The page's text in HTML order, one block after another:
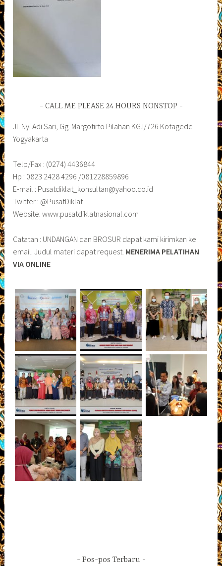
CALL ME PLEASE 24 HOURS NONSTOP
Jl. Nyi Adi Sari, Gg. Margotirto Pilahan KG.I/726 Kotagede
Yogyakarta
Telp/Fax : (0274) 4436844
Hp : 0823 2428 4296 /081228859896
E-mail : Pusatdiklat_konsultan@yahoo.co.id
Twitter : @PusatDiklat
Website: www.pusatdiklatnasional.com
Catatan : UNDANGAN dan BROSUR dapat kami kirimkan ke
email. Judul materi dapat request. MENERIMA PELATIHAN
VIA ONLINE
Pos-pos Terbaru